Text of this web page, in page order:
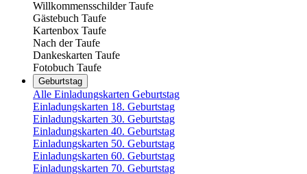
Willkommensschilder Taufe
Gästebuch Taufe
Kartenbox Taufe
Nach der Taufe
Dankeskarten Taufe
Fotobuch Taufe
Geburtstag
Alle Einladungskarten Geburtstag
Einladungskarten 18. Geburtstag
Einladungskarten 30. Geburtstag
Einladungskarten 40. Geburtstag
Einladungskarten 50. Geburtstag
Einladungskarten 60. Geburtstag
Einladungskarten 70. Geburtstag